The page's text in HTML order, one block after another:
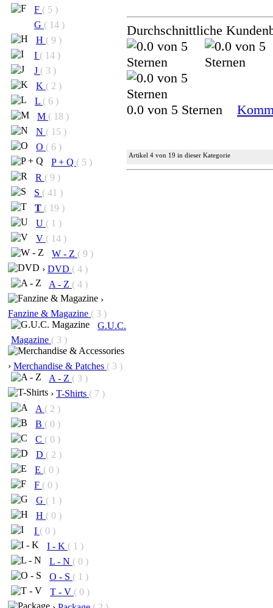
F ( 5 )
G ( 14 )
H ( 9 )
I ( 14 )
J ( 3 )
K ( 2 )
L ( 6 )
M ( 18 )
N ( 15 )
O ( 6 )
P + Q ( 5 )
R ( 9 )
S ( 41 )
T ( 19 )
U ( 1 )
V ( 14 )
W - Z ( 9 )
› DVD ( 4 )
A - Z ( 4 )
›
Fanzine & Magazine ( 3 )
G.U.C.
Magazine ( 3 )
› Merchandise & Patches ( 3 )
A - Z ( 3 )
› T-Shirts ( 7 )
A ( 2 )
B ( 0 )
C ( 0 )
D ( 2 )
E ( 0 )
F ( 0 )
G ( 1 )
H ( 0 )
I ( 0 )
I - K ( 1 )
L - N ( 0 )
O - S ( 1 )
T - V ( 0 )
Durchschnittliche
0.0 von 5 Sternen
Artikel 4 von 19 in dieser Kategorie